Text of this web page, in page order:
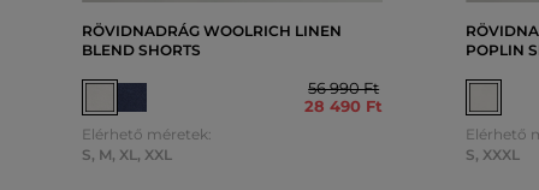
RÖVIDNADRÁG WOOLRICH LINEN
BLEND SHORTS
56 990 Ft
28 490 Ft
Elérhető méretek:
S, M, XL, XXL
POPLIN
Elérhető
S, XXXL